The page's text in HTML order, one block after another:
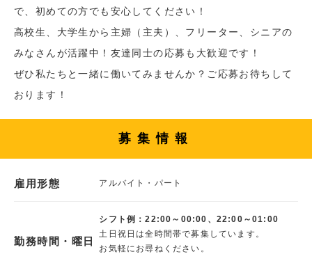
で、初めての方でも安心してください！
高校生、大学生から主婦（主夫）、フリーター、シニアの
みなさんが活躍中！友達同士の応募も大歓迎です！
ぜひ私たちと一緒に働いてみませんか？ご応募お待ちして
おります！
募集情報
雇用形態 アルバイト・パート
勤務時間・曜日
シフト例：22:00～00:00、22:00～01:00
土日祝日は全時間帯で募集しています。
お気軽にお尋ねください。